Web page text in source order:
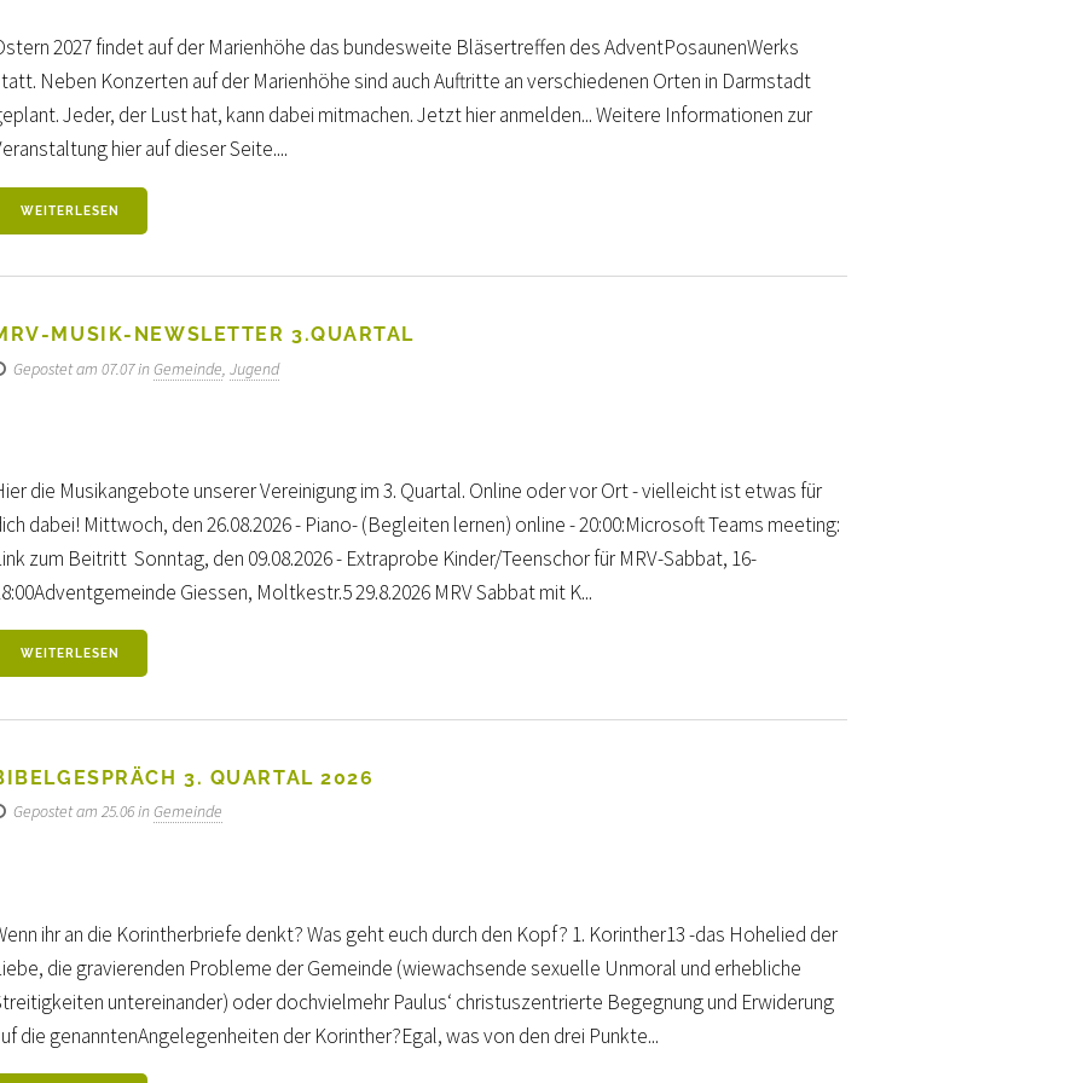
2027 findet auf der Marienhöhe das bundesweite Bläsertreffen des AdventPosaunenWerks
Neben Konzerten auf der Marienhöhe sind auch Auftritte an verschiedenen Orten in Darmstadt
Jeder, der Lust hat, kann dabei mitmachen. Jetzt hier anmelden... Weitere Informationen zur
hier auf dieser Seite....
WEITERLESEN
MUSIK-NEWSLETTER 3.QUARTAL
Gepostet am 07.07 inGemeinde,Jugend
die Musikangebote unserer Vereinigung im 3. Quartal. Online oder vor Ort - vielleicht ist etwas für
dabei! Mittwoch, den 26.08.2026 - Piano- (Begleiten lernen) online - 20:00:Microsoft Teams meeting:
zum Beitritt Sonntag, den 09.08.2026 - Extraprobe Kinder/Teenschor für MRV-Sabbat, 16-
Giessen, Moltkestr.5 29.8.2026 MRV Sabbat mit K...
WEITERLESEN
3. QUARTAL 2026
Gepostet am 25.06 inGemeinde
ihr an die Korintherbriefe denkt? Was geht euch durch den Kopf? 1. Korinther13 -das Hohelied der
die gravierenden Probleme der Gemeinde (wiewachsende sexuelle Unmoral und erhebliche
untereinander) oder dochvielmehr Paulus‘ christuszentrierte Begegnung und Erwiderung
die genanntenAngelegenheiten der Korinther?Egal, was von den drei Punkte...